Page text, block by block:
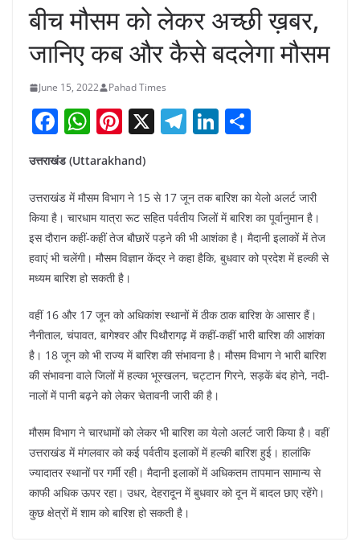
बीच मौसम को लेकर अच्छी ख़बर,
जानिए कब और कैसे बदलेगा मौसम
June 15, 2022 Pahad Times
F
a
c
e
b
o
o
k
W
at
s
A
p
p
Pi
nt
er
e
st
X T
gr
a
m
Li
e
dI
n
e
उत्तराखंड (Uttarakhand)
उत्तराखंड में मौसम विभाग ने 15 से 17 जून तक बारिश का येलो अलर्ट जारी
किया है। चारधाम यात्रा रूट सहित पर्वतीय जिलों में बारिश का पूर्वानुमान है।
इस दौरान कहीं-कहीं तेज बौछारें पड़ने की भी आशंका है। मैदानी इलाकों में तेज
हवाएं भी चलेंगी। मौसम विज्ञान केंद्र ने कहा हैकि, बुधवार को प्रदेश में हल्की से
मध्यम बारिश हो सकती है।
वहीं 16 और 17 जून को अधिकांश स्थानों में ठीक ठाक बारिश के आसार हैं।
नैनीताल, चंपावत, बागेश्वर और पिथौरागढ़ में कहीं-कहीं भारी बारिश की आशंका
है। 18 जून को भी राज्य में बारिश की संभावना है। मौसम विभाग ने भारी बारिश
की संभावना वाले जिलों में हल्का भूस्खलन, चट्टान गिरने, सड़कें बंद होने, नदी-
नालों में पानी बढ़ने को लेकर चेतावनी जारी की है।
मौसम विभाग ने चारधामों को लेकर भी बारिश का येलो अलर्ट जारी किया है। वहीं
उत्तराखंड में मंगलवार को कई पर्वतीय इलाकों में हल्की बारिश हुई। हालांकि
ज्यादातर स्थानों पर गर्मी रही। मैदानी इलाकों में अधिकतम तापमान सामान्य से
काफी अधिक ऊपर रहा। उधर, देहरादून में बुधवार को दून में बादल छाए रहेंगे।
कुछ क्षेत्रों में शाम को बारिश हो सकती है।